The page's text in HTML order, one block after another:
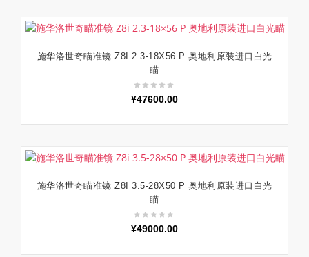
加入购物车
施华洛世奇瞄准镜 Z8I 2.3-18X56 P 奥地利原装进口白光
瞄
¥47600.00
加入购物车
施华洛世奇瞄准镜 Z8I 3.5-28X50 P 奥地利原装进口白光
瞄
¥49000.00